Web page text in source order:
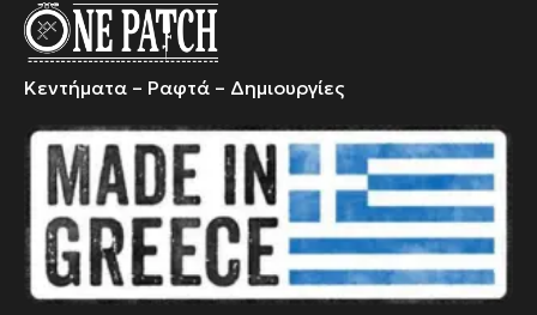
Οι
μπορούν
να
επιλεγούν
στη
σελίδα
του
Κεντήματα – Ραφτά – Δημιουργίες